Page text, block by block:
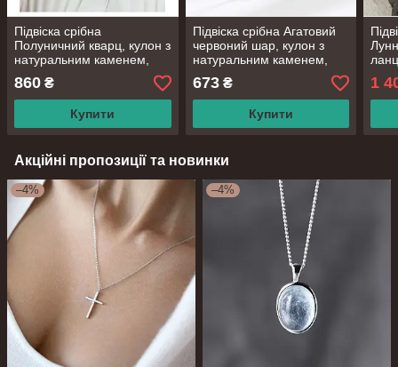
Підвіска срібна
Полуничний кварц, кулон з
натуральним каменем,
срібло 925 проби,
довжина 40+4 см
860 ₴
Купити
Підвіска срібна Агатовий
червоний шар, кулон з
натуральним каменем,
срібло 925 проби,
довжина 40+5.5 см
673₴
Купити
1
Акційні пропозиції та новинки
–4% –4%